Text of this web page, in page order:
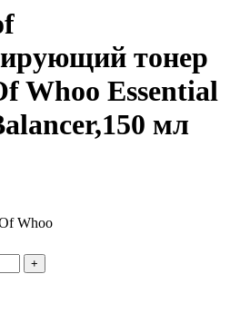
тонер
Whoo Essential
мл
Whoo